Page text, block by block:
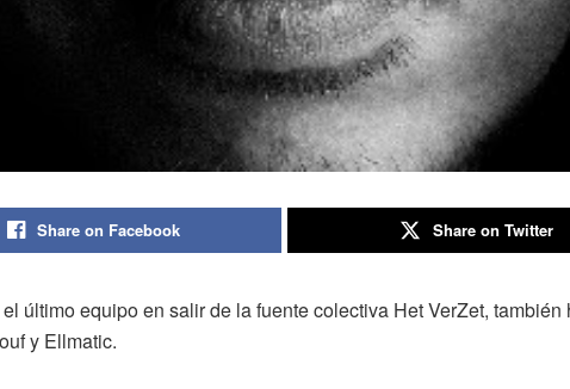
Share on Facebook Share on Twitter
último equipo en salir de la fuente colectiva Het VerZet, también
y Ellmatic.